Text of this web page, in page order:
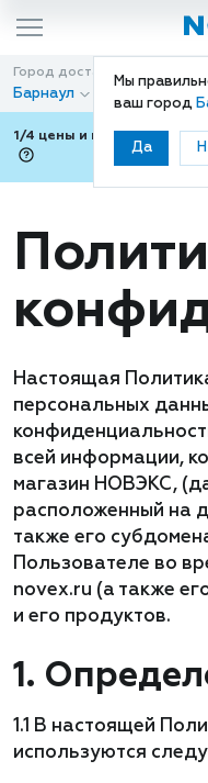
Мы
ваш город
Да
Город доставки
Барнаул
1/4 цены и покупки ваши с
Настоящая
персональных
всей информации,
магазин НОВЭКС,
расположенный на
также его
Пользователе во
novex.ru (а также
и его продуктов.
1.
1.1 В настоящей
используются